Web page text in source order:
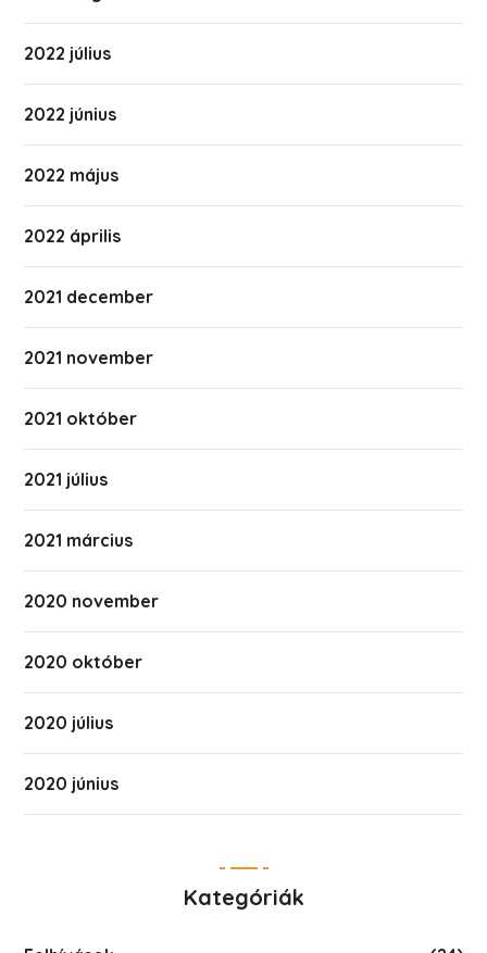
2022 július
2022 június
2022 május
2022 április
2021 december
2021 november
2021 október
2021 július
2021 március
2020 november
2020 október
2020 július
2020 június
Kategóriák